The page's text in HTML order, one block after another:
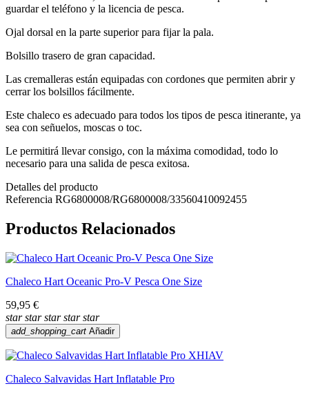
guardar el teléfono y la licencia de pesca.
Ojal dorsal en la parte superior para fijar la pala.
Bolsillo trasero de gran capacidad.
Las cremalleras están equipadas con cordones que permiten abrir y
cerrar los bolsillos fácilmente.
Este chaleco es adecuado para todos los tipos de pesca itinerante, ya
sea con señuelos, moscas o toc.
Le permitirá llevar consigo, con la máxima comodidad, todo lo
necesario para una salida de pesca exitosa.
Detalles del producto
Referencia RG6800008/RG6800008/33560410092455
Productos Relacionados
Chaleco Hart Oceanic Pro-V Pesca One Size
59,95 €
star star star star star
add_shopping_cart Añadir
Chaleco Salvavidas Hart Inflatable Pro